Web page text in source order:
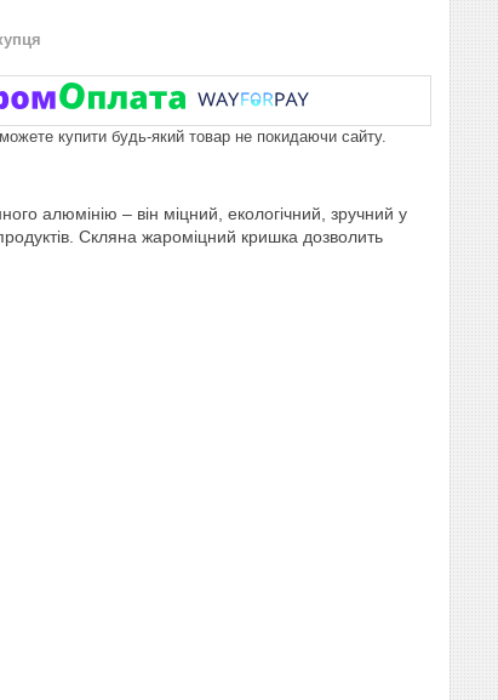
купити будь-який товар не покидаючи сайту.
алюмінію – він міцний, екологічний, зручний у
Скляна жароміцний кришка дозволить